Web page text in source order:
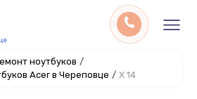
ноутбуков /
Acer в Череповце / X 14